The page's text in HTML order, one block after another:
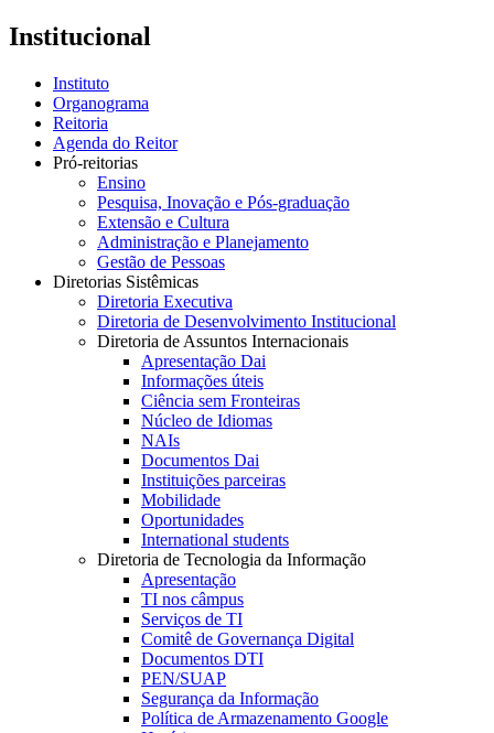
Institucional
Instituto
Organograma
Reitoria
Agenda do Reitor
Pró-reitorias
Ensino
Pesquisa, Inovação e Pós-graduação
Extensão e Cultura
Administração e Planejamento
Gestão de Pessoas
Diretorias Sistêmicas
Diretoria Executiva
Diretoria de Desenvolvimento Institucional
Diretoria de Assuntos Internacionais
Apresentação Dai
Informações úteis
Ciência sem Fronteiras
Núcleo de Idiomas
NAIs
Documentos Dai
Instituições parceiras
Mobilidade
Oportunidades
International students
Diretoria de Tecnologia da Informação
Apresentação
TI nos câmpus
Serviços de TI
Comitê de Governança Digital
Documentos DTI
PEN/SUAP
Segurança da Informação
Política de Armazenamento Google